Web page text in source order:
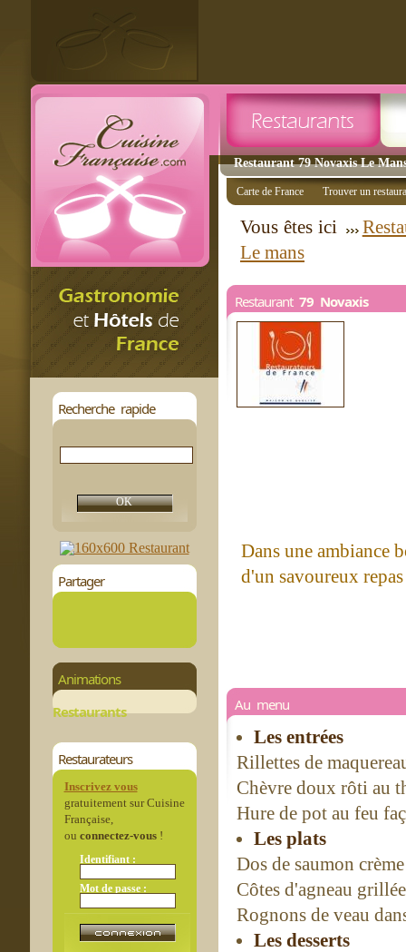
Restaurant 79 Novaxis Le
Recherche rapide
Partager
Animations
Restaurants
Restaurateurs
Inscrivez vous
gratuitement sur Cuisine
Française,
ou connectez-vous!
Identifiant :
Mot de passe :
Carte de France Trouver un
Vous êtes ici
Le mans
Restaurant 79 Novaxis
Dans une ambiance
d'un savoureux
Au menu
Les entrées
Rillettes de
Chèvre doux rôti au
Hure de pot au feu
Les plats
Dos de saumon
Côtes d'agneau
Rognons de veau
Les desserts